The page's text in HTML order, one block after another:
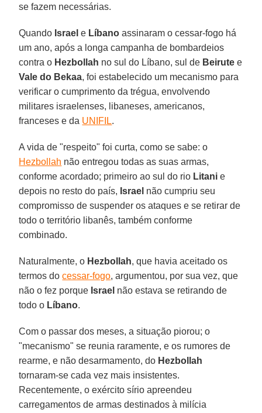
se fazem necessárias.
Quando Israel e Líbano assinaram o cessar-fogo há
um ano, após a longa campanha de bombardeios
contra o Hezbollah no sul do Líbano, sul de Beirute e
Vale do Bekaa, foi estabelecido um mecanismo para
verificar o cumprimento da trégua, envolvendo
militares israelenses, libaneses, americanos,
franceses e da UNIFIL.
A vida de "respeito" foi curta, como se sabe: o
Hezbollah não entregou todas as suas armas,
conforme acordado; primeiro ao sul do rio Litani e
depois no resto do país, Israel não cumpriu seu
compromisso de suspender os ataques e se retirar de
todo o território libanês, também conforme
combinado.
Naturalmente, o Hezbollah, que havia aceitado os
termos docessar-fogo, argumentou, por sua vez, que
não o fez porque Israel não estava se retirando de
todo o Líbano.
Com o passar dos meses, a situação piorou; o
"mecanismo" se reunia raramente, e os rumores de
rearme, e não desarmamento, do Hezbollah
tornaram-se cada vez mais insistentes.
Recentemente, o exército sírio apreendeu
carregamentos de armas destinados à milícia